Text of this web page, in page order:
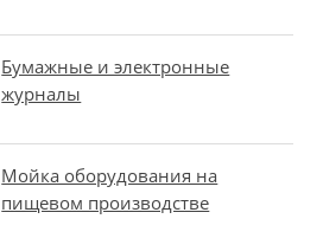
Бумажные и электронные
журналы
Мойка оборудования на
пищевом производстве